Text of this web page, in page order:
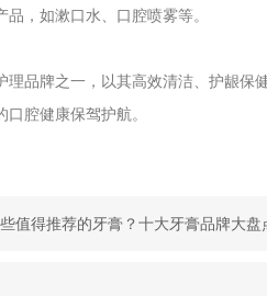
，如漱口水、口腔喷雾等。
理品牌之一，以其高效清洁、护龈保
腔健康保驾护航。
值得推荐的牙膏？十大牙膏品牌大盘